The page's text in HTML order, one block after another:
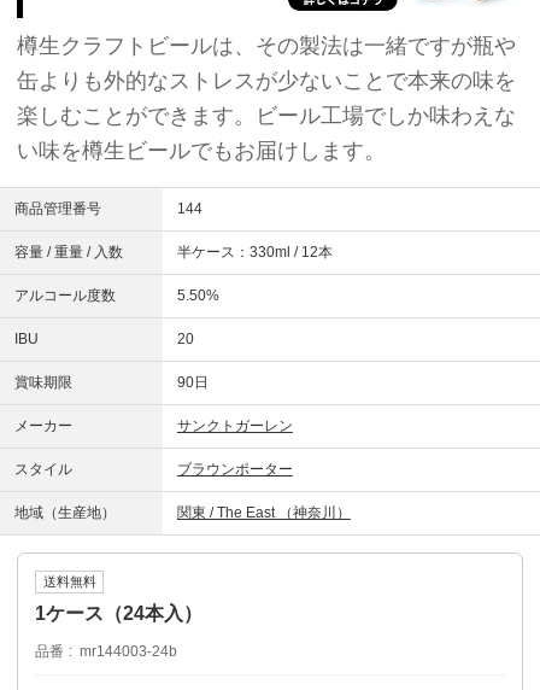
樽生クラフトビールは、その製法は一緒ですが瓶や
缶よりも外的なストレスが少ないことで本来の味を
楽しむことができます。ビール工場でしか味わえな
い味を樽生ビールでもお届けします。
商品管理番号 144
容量 / 重量 / 入数 半ケース：330ml / 12本
アルコール度数 5.50%
IBU 20
賞味期限 90日
メーカー サンクトガーレン
スタイル ブラウンポーター
地域（生産地） 関東 / The East （神奈川）
送料無料
1ケース（24本入）
品番 mr144003-24b